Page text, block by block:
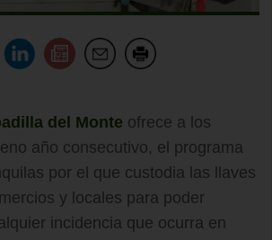
del Monte ofrece a los
año consecutivo, el programa
por el que custodia las llaves
y locales para poder
incidencia que ocurra en